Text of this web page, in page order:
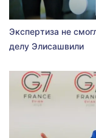
Экспертиза не
делу Элисашвили